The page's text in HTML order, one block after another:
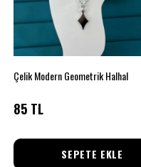
Çelik Modern Geometrik Halhal
85 TL
SEPETE EKLE